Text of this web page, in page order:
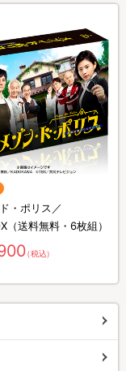
・ポリス／
（送料無料・6枚組）
（税込）